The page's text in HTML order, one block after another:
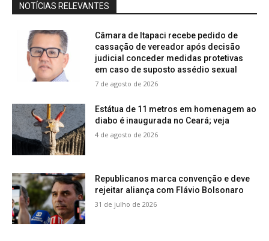
NOTÍCIAS RELEVANTES
Câmara de Itapaci recebe pedido de
cassação de vereador após decisão
judicial conceder medidas protetivas
em caso de suposto assédio sexual
7 de agosto de 2026
Estátua de 11 metros em homenagem ao
diabo é inaugurada no Ceará; veja
4 de agosto de 2026
Republicanos marca convenção e deve
rejeitar aliança com Flávio Bolsonaro
31 de julho de 2026